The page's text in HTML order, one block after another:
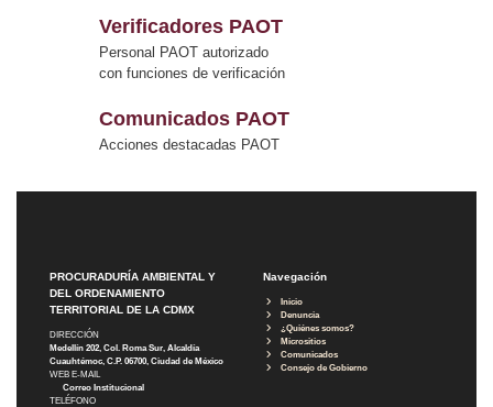
Verificadores PAOT
Personal PAOT autorizado
con funciones de verificación
Comunicados PAOT
Acciones destacadas PAOT
PROCURADURÍA AMBIENTAL Y
DEL ORDENAMIENTO
TERRITORIAL DE LA CDMX
DIRECCIÓN
Medellín 202, Col. Roma Sur, Alcaldía
Cuauhtémoc, C.P. 06700, Ciudad de México
WEB E-MAIL
Correo Institucional
TELÉFONO
Navegación
Inicio
Denuncia
¿Quiénes somos?
Micrositios
Comunicados
Consejo de Gobierno